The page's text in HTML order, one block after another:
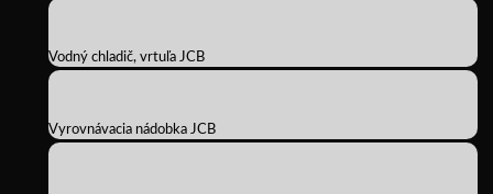
Vodný chladič, vrtuľa JCB
Vyrovnávacia nádobka JCB